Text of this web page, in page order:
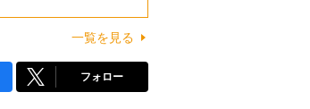
一覧を見る
フォロー